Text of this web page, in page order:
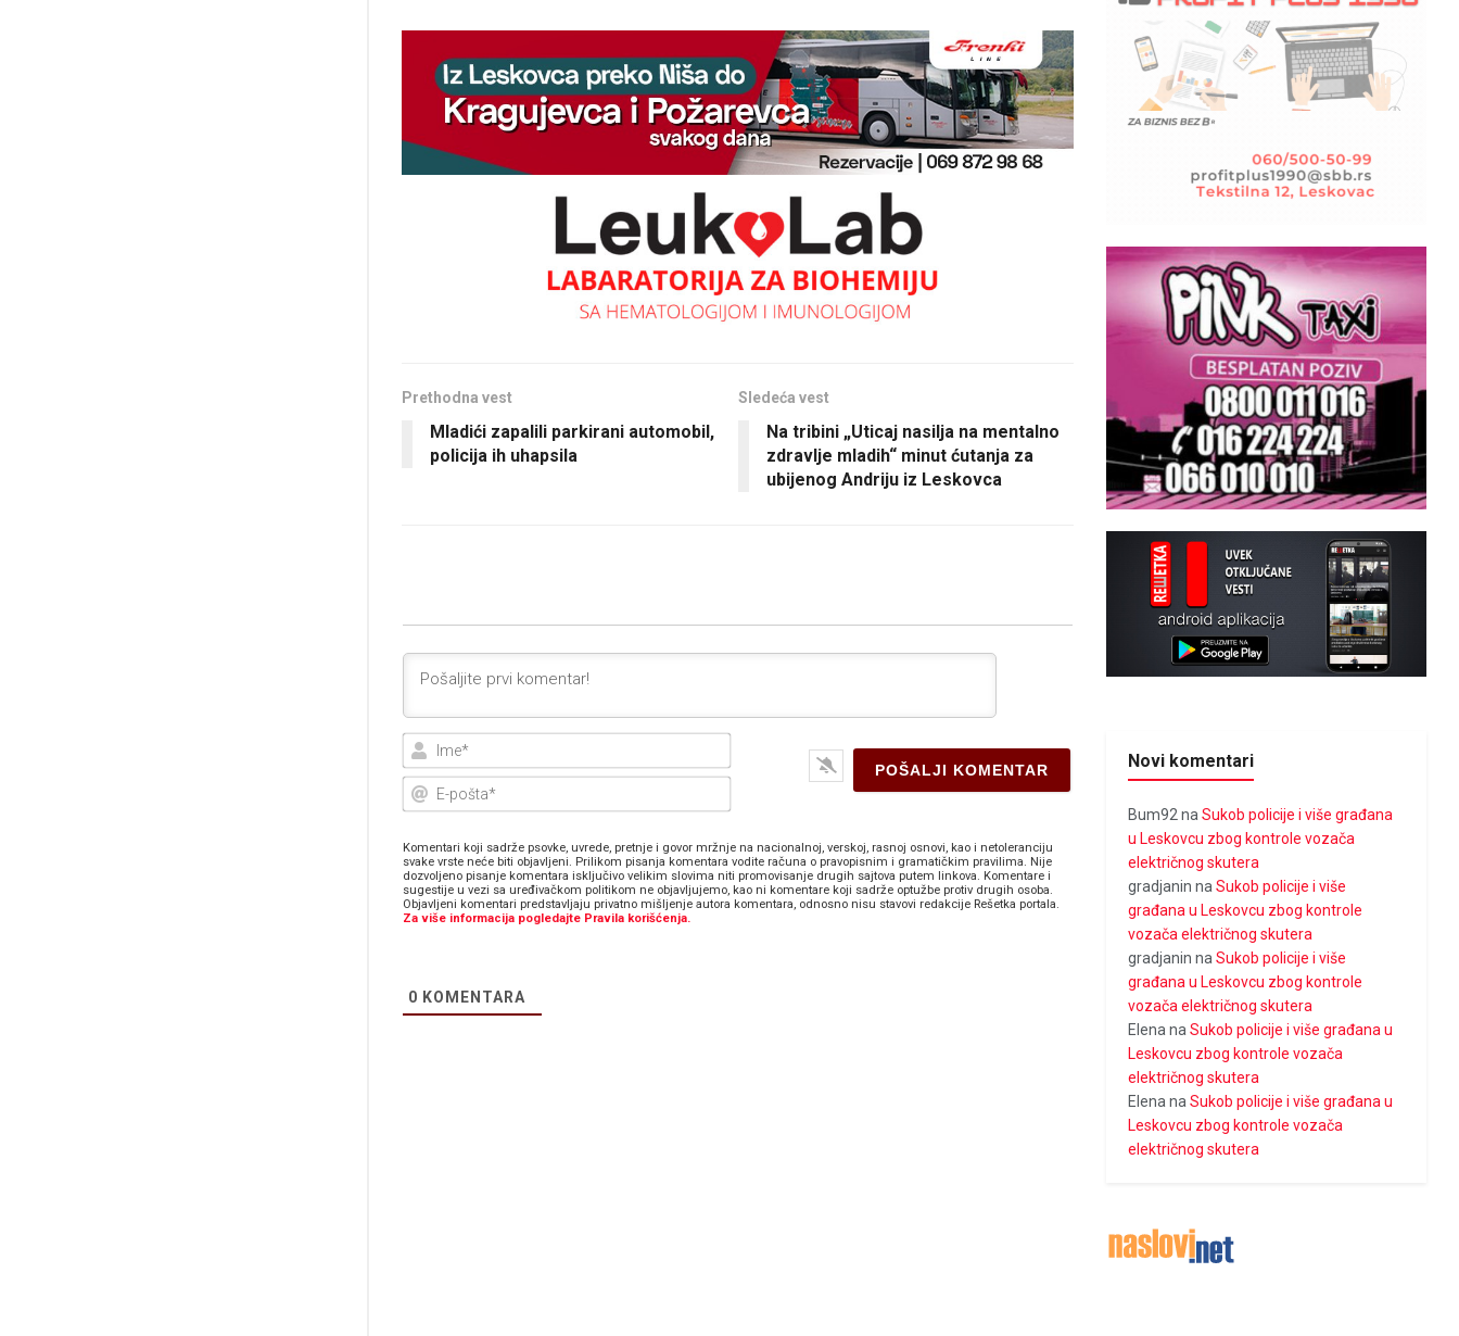
Prethodna vest
Mladići zapalili parkirani automobil,
policija ih uhapsila
Sledeća vest
Na tribini „Uticaj nasilja na mentalno
zdravlje mladih“ minut ćutanja za
ubijenog Andriju iz Leskovca
Ime*
E-
Komentari koji sadrže psovke, uvrede, pretnje i govor mržnje na nacionalnoj, verskoj, rasnoj osnovi, kao i netoleranciju
svake vrste neće biti objavljeni. Prilikom pisanja komentara vodite računa o pravopisnim i gramatičkim pravilima. Nije
dozvoljeno pisanje komentara isključivo velikim slovima niti promovisanje drugih sajtova putem linkova. Komentare i
sugestije u vezi sa uređivačkom politikom ne objavljujemo, kao ni komentare koji sadrže optužbe protiv drugih osoba.
Objavljeni komentari predstavljaju privatno mišljenje autora komentara, odnosno nisu stavovi redakcije Rešetka portala.
Za više informacija pogledajte Pravila korišćenja.
0 KOMENTARA
Novi komentari
Bum92 naSukob policije i više građana
u Leskovcu zbog kontrole vozača
električnog skutera
gradjanin naSukob policije i više
građana u Leskovcu zbog kontrole
vozača električnog skutera
gradjanin naSukob policije i više
građana u Leskovcu zbog kontrole
vozača električnog skutera
Elena naSukob policije i više građana u
Leskovcu zbog kontrole vozača
električnog skutera
Elena naSukob policije i više građana u
Leskovcu zbog kontrole vozača
električnog skutera